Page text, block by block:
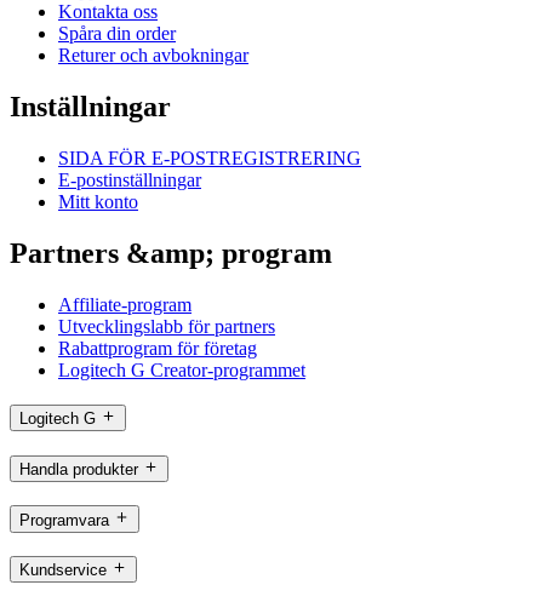
Kontakta oss
Spåra din order
Returer och avbokningar
Inställningar
SIDA FÖR E-POSTREGISTRERING
E-postinställningar
Mitt konto
Partners &amp; program
Affiliate-program
Utvecklingslabb för partners
Rabattprogram för företag
Logitech G Creator-programmet
Logitech G
Handla produkter
Programvara
Kundservice